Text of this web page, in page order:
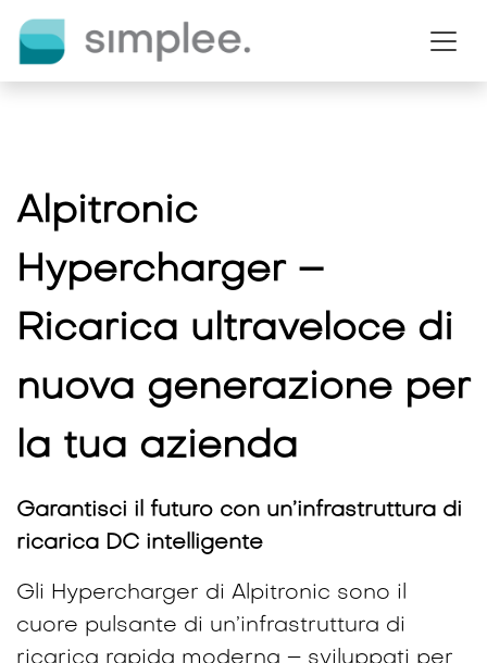
Alpitronic
Hypercharger –
Ricarica ultraveloce di
nuova generazione per
la tua azienda
Garantisci il futuro con un’infrastruttura di
ricarica DC intelligente
Gli Hypercharger di Alpitronic sono il
cuore pulsante di un’infrastruttura di